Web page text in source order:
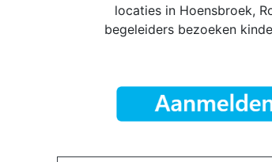
locaties in Hoensbroek,
begeleiders bezoeken